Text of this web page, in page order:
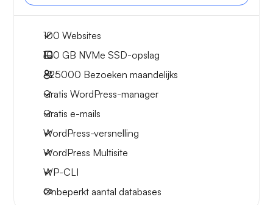
100 Websites
100 GB NVMe SSD-opslag
~25000 Bezoeken maandelijks
Gratis WordPress-manager
Gratis e-mails
WordPress-versnelling
WordPress Multisite
WP-CLI
Onbeperkt aantal databases